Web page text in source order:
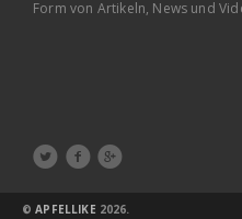
Form von Artikeln, News und
  
©APFELLIKE 2026.